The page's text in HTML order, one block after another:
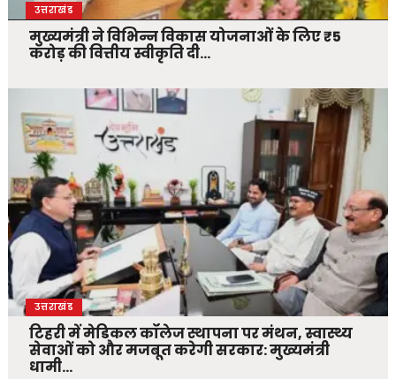
उत्तराखंड
मुख्यमंत्री ने विभिन्न विकास योजनाओं के लिए ₹5
करोड़ की वित्तीय स्वीकृति दी…
उत्तराखंड
टिहरी में मेडिकल कॉलेज स्थापना पर मंथन, स्वास्थ्य
सेवाओं को और मजबूत करेगी सरकार: मुख्यमंत्री
धामी…